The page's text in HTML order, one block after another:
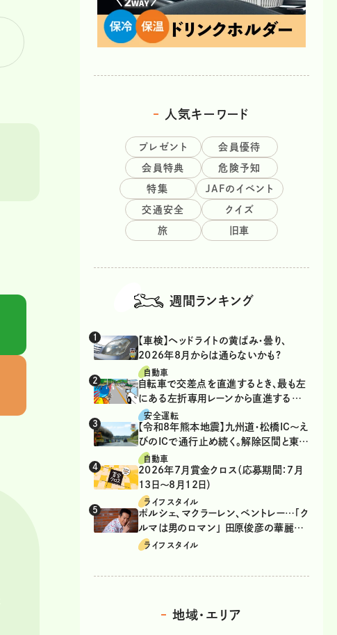
人気キーワード
プレゼント 会員優待
会員特典 危険予知
特集 JAFのイベント
交通安全 クイズ
旅 旧車
週間ランキング
【車検】ヘッドライトの黄ばみ・曇り、
2026年8月からは通らないかも?
自動車
自転車で交差点を直進するとき、最も左
にある左折専用レーンから直進するの
は、違反？
安全運転
【令和8年熊本地震】九州道・松橋IC～え
びのICで通行止め続く。解除区間と東九
州道の迂回ルート
自動車
2026年7月賞金クロス（応募期間：7月
13日～8月12日）
ライフスタイル
ポルシェ、マクラーレン、ベントレー…「ク
ルマは男のロマン」 田原俊彦の華麗な
る愛車遍歴
ライフスタイル
地域・エリア